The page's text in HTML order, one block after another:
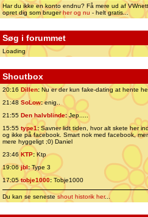
Har du ikke en konto endnu? Få mere ud af
opret dig som brugerher og nu - helt gratis...
Søg i forummet
Loading
Shoutbox
20:16 Dillen: Nu er der kun fake-dating at hente
21:48 SoLow:enig..
21:55 Den halvblinde:Jep.....
15:55 type1:Savner lidt tiden, hvor alt skete her
og ikke på facebook. Smart nok med facebook,
mere hyggeligt ;0) Daniel
23:46 KTP:Ktp
19:06jbl:Type 3
17:05tobje1000: Tobje1000
Du kan se senesteshout historik her...